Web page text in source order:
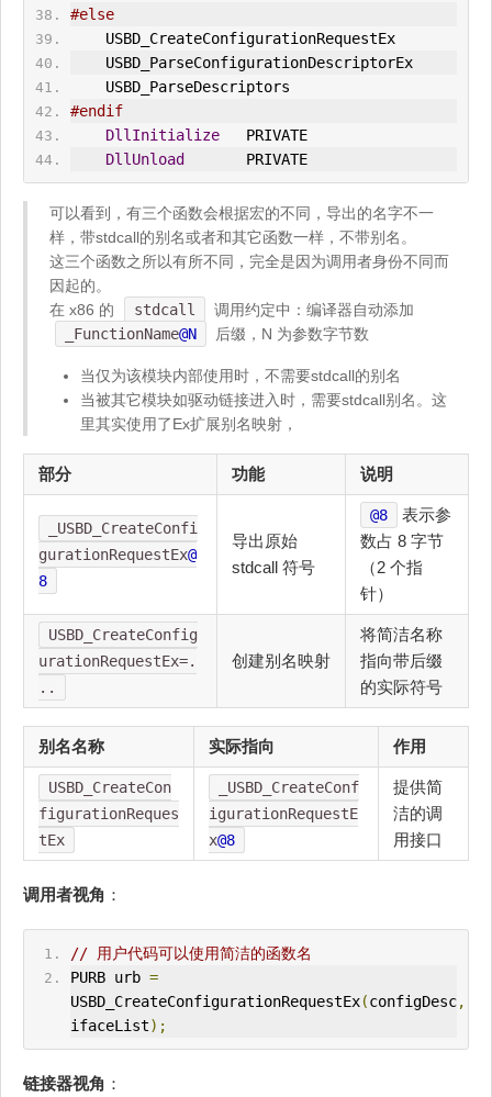
#else
    USBD_CreateConfigurationRequestEx
    USBD_ParseConfigurationDescriptorEx
    USBD_ParseDescriptors
#endif
DllInitialize
   PRIVATE
DllUnload
       PRIVATE
可以看到，有三个函数会根据宏的不同，导出的名字不一
样，带stdcall的别名或者和其它函数一样，不带别名。
这三个函数之所以有所不同，完全是因为调用者身份不同而
因起的。
在 x86 的
stdcall
调用约定中：编译器自动添加
_FunctionName@N 后缀，N 为参数字节数
当仅为该模块内部使用时，不需要stdcall的别名
当被其它模块如驱动链接进入时，需要stdcall别名。这
里其实使用了Ex扩展别名映射，
部分 功能 说明
_USBD_CreateConfi
gurationRequestEx@
8
导出原始
stdcall 符号
@8
表示参
数占 8 字节
（2 个指
针）
USBD_CreateConfig
urationRequestEx=.
..
创建别名映射
将简洁名称
指向带后缀
的实际符号
别名名称 实际指向 作用
USBD_CreateCon
figurationReques
tEx
_USBD_CreateConf
igurationRequestE
x@8
提供简
洁的调
用接口
调用者视角 ：
// 用户代码可以使用简洁的函数名
PURB urb =
USBD_CreateConfigurationRequestEx(configDesc,
ifaceList);
链接器视角 ：